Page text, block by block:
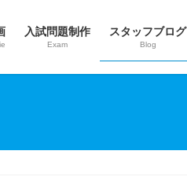
入試問題制作
Exam
スタッフブログ
Blog